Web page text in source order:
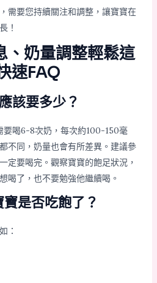
需要您持續關注和調整，讓寶寶在
！
、奶量調整輕鬆這
速FAQ
該要多少？
要喝6-8次奶，每次約100-150毫
不同，奶量也會有所差異。建議參
定要喝完。觀察寶寶的飽足狀況，
喝了，也不要勉強他繼續喝。
是否吃飽了？
：